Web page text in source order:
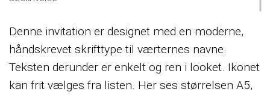
Denne invitation er designet med en moderne,
håndskrevet skrifttype til værternes navne.
Teksten derunder er enkelt og ren i looket. Ikonet
kan frit vælges fra listen. Her ses størrelsen A5,